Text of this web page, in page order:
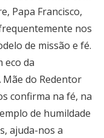
Papa Francisco,
nos
de missão e fé.
eco da
Mãe do Redentor
confirma na fé, na
de humildade
ajuda-nos a